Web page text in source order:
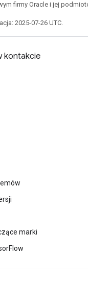
firmy Oracle i jej
2025-07-26 UTC.
kontakcie
marki